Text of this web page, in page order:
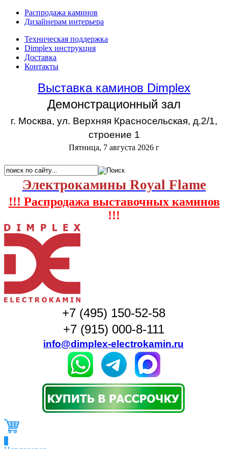
Распродажа каминов
Дизайнерам интерьера
Техническая поддержка
Dimplex инструкция
Доставка
Контакты
Выставка каминов Dimplex
Демонстрационный зал
г. Москва, ул. Верхняя Красносельская, д.2/1,
строение 1
Пятница, 7 августа 2026 г
Электрокамины Royal Flame
!!! Распродажа выставочных каминов
!!!
+7 (495) 150-52-58
+7 (915) 000-8-111
info@dimplex-electrokamin.ru